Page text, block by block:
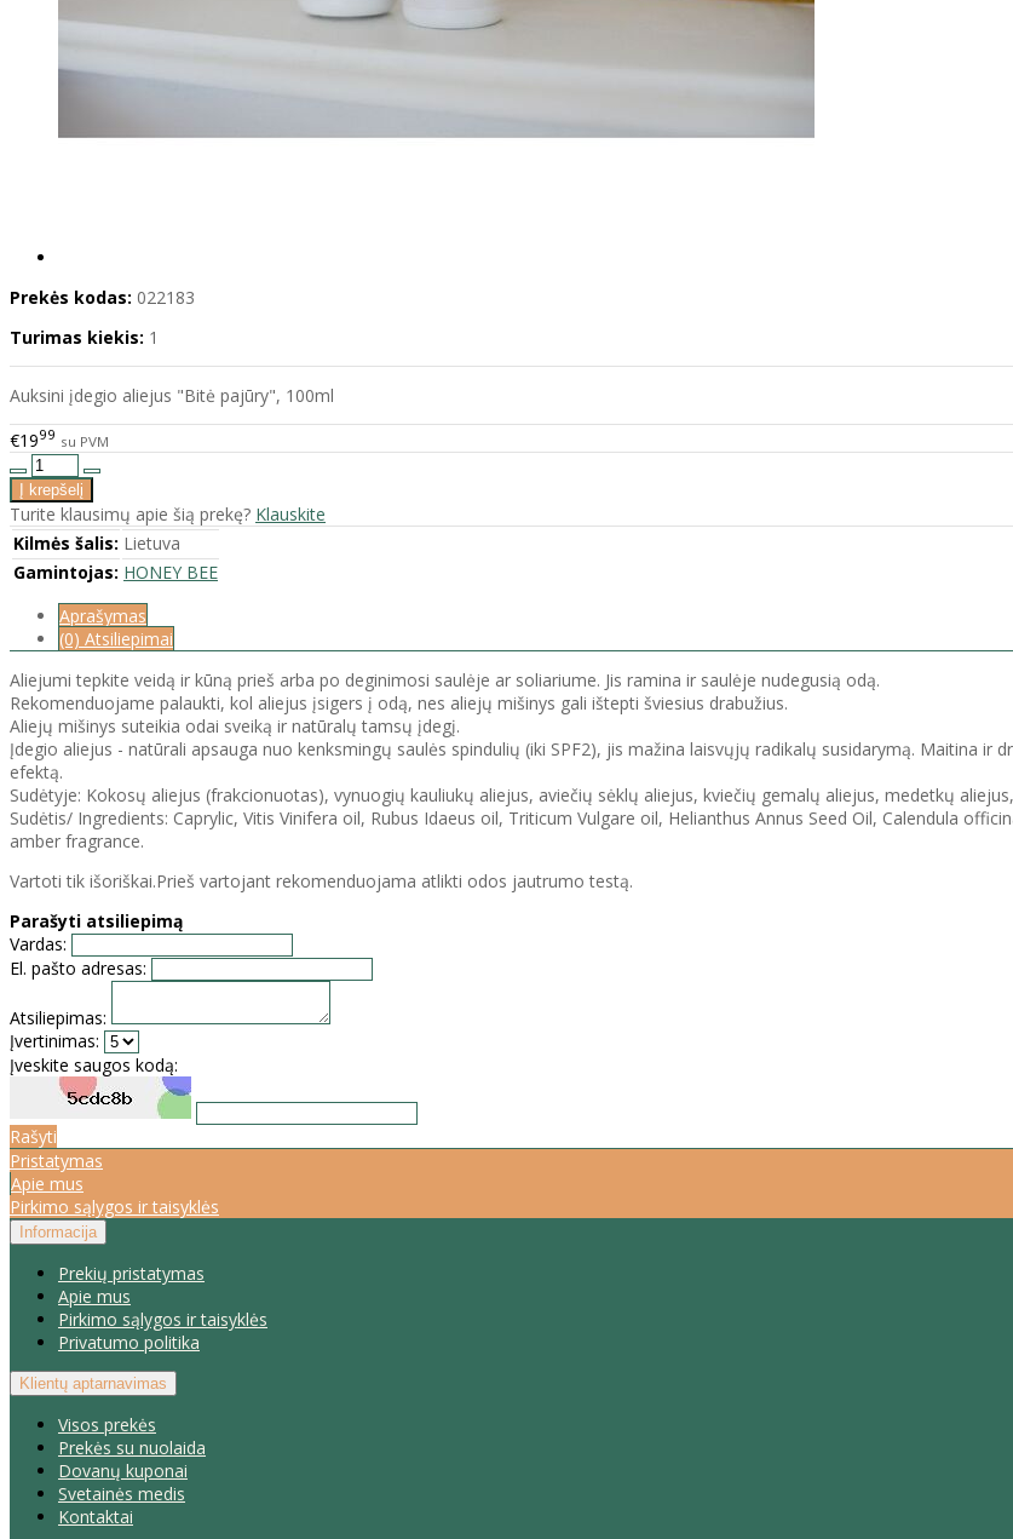
Prekės kodas: 022183
Turimas kiekis: 1
Auksini įdegio aliejus "Bitė pajūry", 100ml
€1999 su PVM
Turite klausimų apie šią prekę? Klauskite
Kilmės šalis: Lietuva
Gamintojas: HONEY BEE
Aprašymas
(0) Atsiliepimai
Aliejumi tepkite veidą ir kūną prieš arba po deginimosi saulėje ar soliariume. Jis ramina ir saulėje nudegusią odą.
Rekomenduojame palaukti, kol aliejus įsigers į odą, nes aliejų mišinys gali ištepti šviesius drabužius.
Aliejų mišinys suteikia odai sveiką ir natūralų tamsų įdegį.
Įdegio aliejus - natūrali apsauga nuo kenksmingų saulės spindulių (iki SPF2), jis mažina laisvųjų radikalų susidarymą. Maitina
efektą.
Sudėtyje: Kokosų aliejus (frakcionuotas), vynuogių kauliukų aliejus, aviečių sėklų aliejus, kviečių gemalų aliejus, medetkų
Sudėtis/ Ingredients: Caprylic, Vitis Vinifera oil, Rubus Idaeus oil, Triticum Vulgare oil, Helianthus Annus Seed Oil, Calendula
amber fragrance.
Vartoti tik išoriškai.Prieš vartojant rekomenduojama atlikti odos jautrumo testą.
Parašyti atsiliepimą
Vardas:
El. pašto adresas:
Atsiliepimas:
Įvertinimas:
Įveskite saugos kodą:
Rašyti
Pristatymas
Apie mus
Pirkimo sąlygos ir taisyklės
Informacija
Prekių pristatymas
Apie mus
Pirkimo sąlygos ir taisyklės
Privatumo politika
Klientų aptarnavimas
Visos prekės
Prekės su nuolaida
Dovanų kuponai
Svetainės medis
Kontaktai